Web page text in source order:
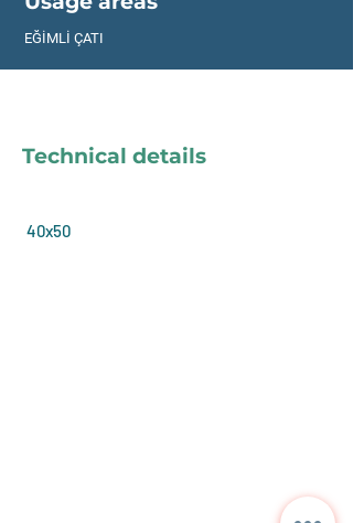
EĞİMLİ ÇATI
Technical details
40x50